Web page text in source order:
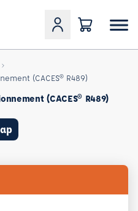
(CACES® R489)
(CACES® R489)